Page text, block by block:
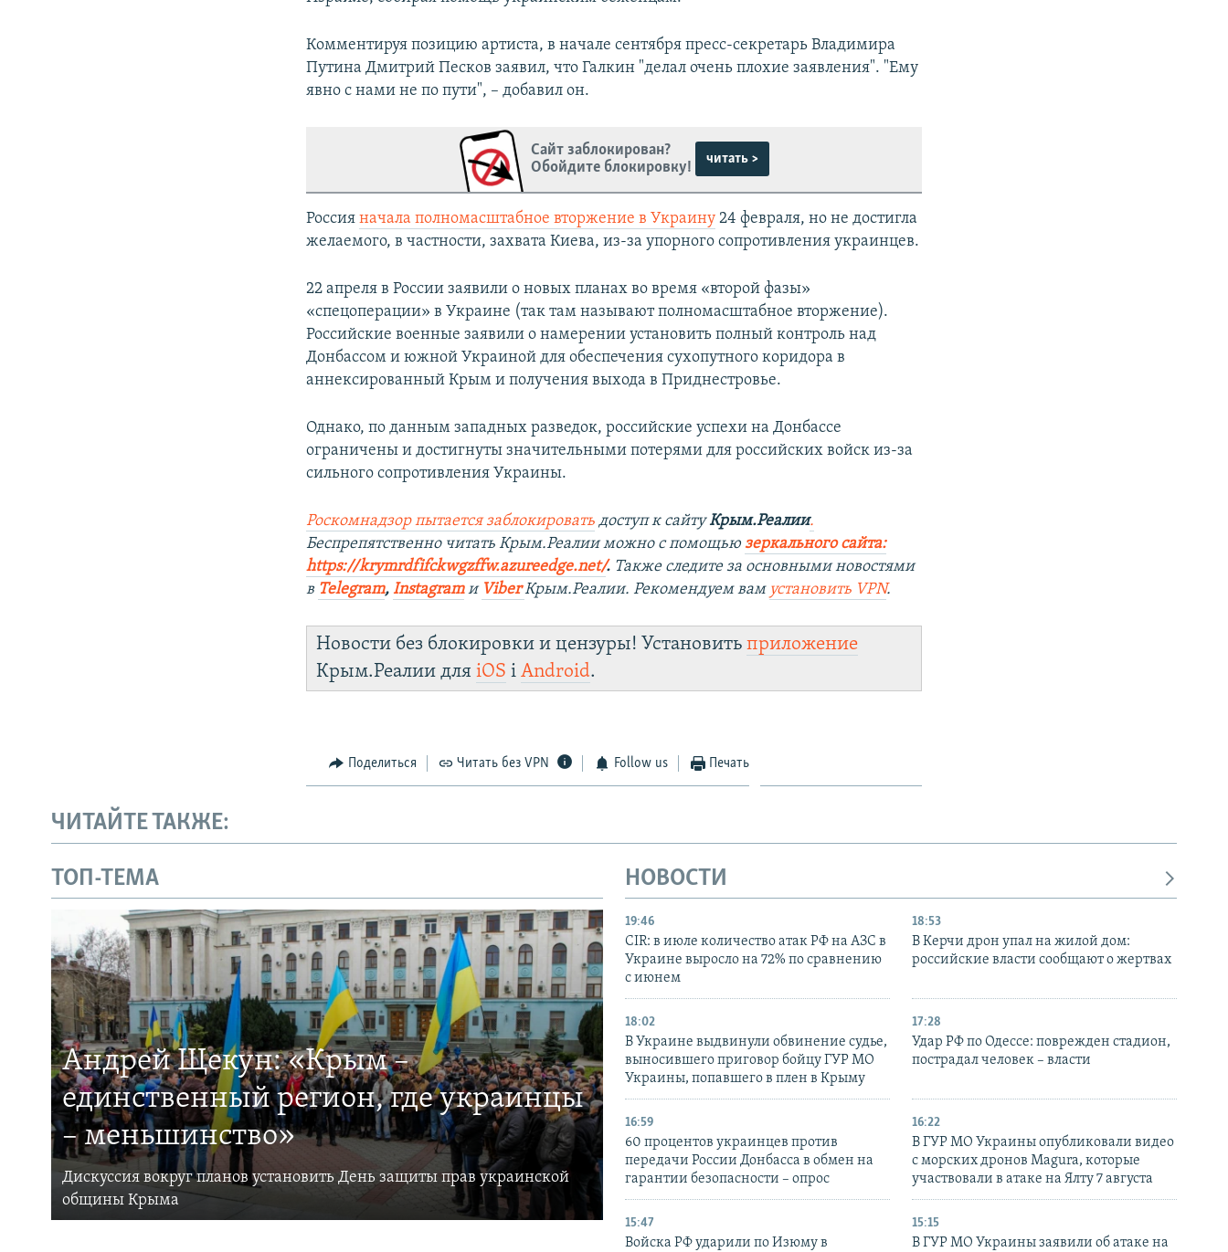
Комментируя позицию артиста, в начале сентября пресс-секретарь Владимира
Путина Дмитрий Песков заявил, что Галкин "делал очень плохие заявления". "Ему
явно с нами не по пути", – добавил он.
Сайт заблокирован?
Обойдите блокировку!
читать >
Россияначала полномасштабное вторжение в Украину 24 февраля, но не достигла
желаемого, в частности, захвата Киева, из-за упорного сопротивления украинцев.
22 апреля в России заявили о новых планах во время «второй фазы»
«спецоперации» в Украине (так там называют полномасштабное вторжение).
Российские военные заявили о намерении установить полный контроль над
Донбассом и южной Украиной для обеспечения сухопутного коридора в
аннексированный Крым и получения выхода в Приднестровье.
Однако, по данным западных разведок, российские успехи на Донбассе
ограничены и достигнуты значительными потерями для российских войск из-за
сильного сопротивления Украины.
Роскомнадзор пытается заблокировать доступ к сайтуКрым.Реалии.
Беспрепятственно читать Крым.Реалии можно с помощьюзеркального сайта:
https://krymrdfifckwgzffw.azureedge.net/. ​ Также следите за основными новостями
в Telegram, Instagram и ViberКрым.Реалии. Рекомендуем вам установить VPN.
Новости без блокировки и цензуры! Установитьприложение
Крым.Реалии дляiOS іAndroid.
Поделиться Читать без VPN Follow us Печать
ЧИТАЙТЕ ТАКЖЕ:
ТОП-ТЕМА
Андрей Щекун: «Крым –
единственный регион, где украинцы
– меньшинство»
Дискуссия вокруг планов установить День защиты прав украинской
общины Крыма
НОВОСТИ
19:46
CIR: в июле количество атак РФ на АЗС в
Украине выросло на 72% по сравнению
с июнем
18:53
В Керчи дрон упал на жилой дом:
российские власти сообщают о жертвах
18:02
В Украине выдвинули обвинение судье,
выносившего приговор бойцу ГУР МО
Украины, попавшего в плен в Крыму
17:28
Удар РФ по Одессе: поврежден стадион,
пострадал человек – власти
16:59
60 процентов украинцев против
передачи России Донбасса в обмен на
гарантии безопасности – опрос
16:22
В ГУР МО Украины опубликовали видео
с морских дронов Magura, которые
участвовали в атаке на Ялту 7 августа
15:47
Войска РФ ударили по Изюму в
15:15
В ГУР МО Украины заявили об атаке на